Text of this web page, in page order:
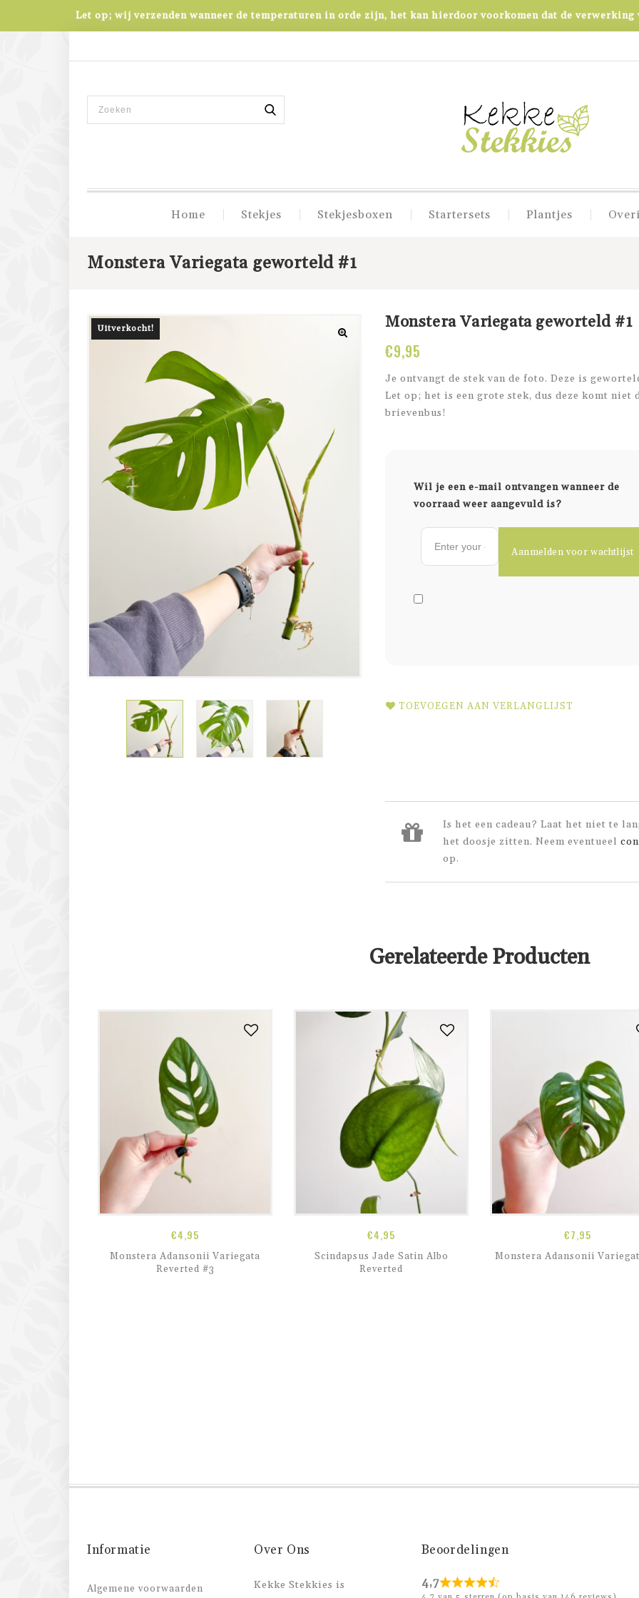
Let op; wij verzenden wanneer de temperaturen in orde zijn, het kan hierdoor voorkomen dat de
Home Stekjes Stekjesboxen Startersets Plantjes
Monstera Variegata geworteld #1
Uitverkocht! Monstera Variegata geworteld #1
€9,95
Je ontvangt de stek van de foto. Deze is
Let op; het is een grote stek, dus deze komt niet
brievenbus!
Wil je een e-mail ontvangen wanneer de
voorraad weer aangevuld is?
TOEVOEGEN AAN VERLANGLIJST
Is het een cadeau? Laat het niet te
het doosje zitten. Neem eventueel
op.
Gerelateerde Producten
€4,95
Monstera Adansonii Variegata
Reverted #3
€4,95
Scindapsus Jade Satin Albo
Reverted
€7,95
Monstera Adansonii
Informatie
Algemene voorwaarden
Over Ons
Kekke Stekkies is
Beoordelingen
4,7